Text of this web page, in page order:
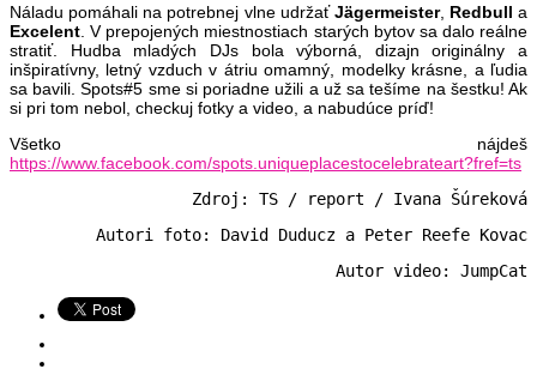
Náladu pomáhali na potrebnej vlne udržaťJägermeister, Redbull a
Excelent . V prepojených miestnostiach starých bytov sa dalo reálne
stratiť. Hudba mladých DJs bola výborná, dizajn originálny a
inšpiratívny, letný vzduch v átriu omamný, modelky krásne, a ľudia
sa bavili.Spots#5 sme si poriadne užili a už sa tešíme na šestku! Ak
si pri tom nebol, checkuj fotky a video, a nabudúce príď!
Všetko nájdeš
https://www.facebook.com/spots.uniqueplacestocelebrateart?fref=ts
Zdroj: TS / report / Ivana Šúreková
Autori foto: David Duducz a Peter Reefe Kovac
Autor video: JumpCat